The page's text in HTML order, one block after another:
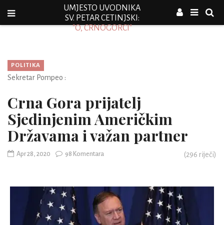
UMJESTO UVODNIKA
SV. PETAR CETINJSKI:
"O, CRNOGORCI"
POLITIKA
Sekretar Pompeo :
Crna Gora prijatelj
Sjedinjenim Američkim
Državama i važan partner
Apr 28, 2020 98 Komentara (296 riječi)